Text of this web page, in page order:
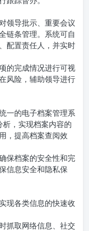
领导批示、重要会议
链条管理。系统可自
配置责任人，并实时
的完成情况进行可视
风险，辅助领导进行
一的电子档案管理系
析，实现档案内容的
，提高档案查阅效
保档案的安全性和完
信息安全和隐私保
现各类信息的快速收
抓取网络信息、社交